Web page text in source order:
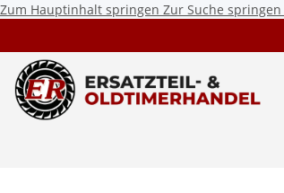
Zum Hauptinhalt springen Zur Suche springen